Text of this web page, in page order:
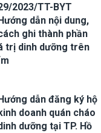
2023/TT-BYT
dẫn nội dung,
ghi thành phần
trị dinh dưỡng trên
dẫn đăng ký hộ
doanh quán cháo
dưỡng tại TP. Hồ